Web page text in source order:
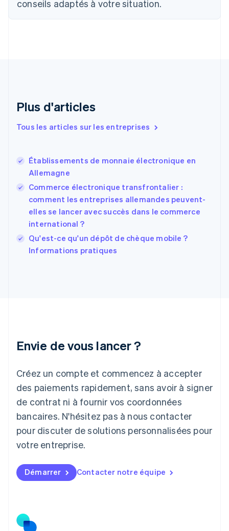
conseils adaptés à votre situation.
Plus d'articles
Tous les articles sur les entreprises
Établissements de monnaie électronique en
Allemagne
Commerce électronique transfrontalier :
comment les entreprises allemandes peuvent-
elles se lancer avec succès dans le commerce
international ?
Qu'est-ce qu'un dépôt de chèque mobile ?
Informations pratiques
Envie de vous lancer ?
Créez un compte et commencez à accepter
des paiements rapidement, sans avoir à signer
de contrat ni à fournir vos coordonnées
bancaires. N'hésitez pas à nous contacter
pour discuter de solutions personnalisées pour
votre entreprise.
Démarrer Contacter notre équipe
English Français
Chine continentale
English
Espagne
English
États-Unis
EnglishEspañol
Finlande
Svenska
FrançaisEnglish
Gibraltar
English
Grèce
Japon
Lettonie
English
Liechtenstein
DeutschEnglish
Lituanie
Luxembourg
FrançaisDeutschEnglish
English简体中文
Malte
English